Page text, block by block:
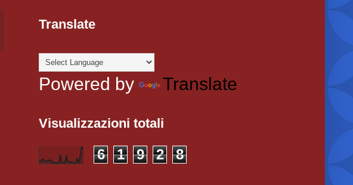
Translate
Powered by Translate
Visualizzazioni totali
6 1 9 2 8